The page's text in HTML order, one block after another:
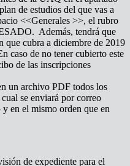
de estudios del que vas a
<<Generales >>, el rubro
Además, tendrá que
que cubra a diciembre de 2019
caso de no tener cubierto este
de las inscripciones
un archivo PDF todos los
se enviará por correo
en el mismo orden que en
de expediente para el